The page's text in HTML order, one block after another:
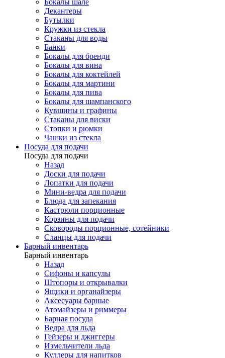
Декантеры
Бутылки
Кружки из стекла
Стаканы для воды
Банки
Бокалы для бренди
Бокалы для вина
Бокалы для коктейлей
Бокалы для мартини
Бокалы для пива
Бокалы для шампанского
Кувшины и графины
Стаканы для виски
Стопки и рюмки
Чашки из стекла
Посуда для подачи
Посуда для подачи
Назад
Доски для подачи
Лопатки для подачи
Мини-ведра для подачи
Блюда для запекания
Кастрюли порционные
Корзины для подачи
Сковороды порционные, сотейники
Сланцы для подачи
Барный инвентарь
Барный инвентарь
Назад
Сифоны и капсулы
Штопоры и открывалки
Ящики и органайзеры
Аксесуары барные
Атомайзеры и риммеры
Барная посуда
Ведра для льда
Гейзеры и джиггеры
Измельчители льда
Куллеры для напитков